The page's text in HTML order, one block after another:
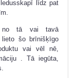
līdz pat
no tā vai tavā
lieto šo brīnišķīgo
vai vēl nē,
. Tā iegūta,